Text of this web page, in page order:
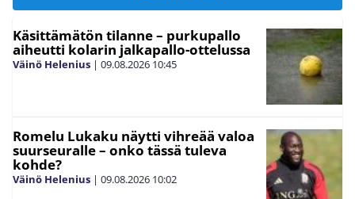
Käsittämätön tilanne – purkupallo
aiheutti kolarin jalkapallo-ottelussa
Väinö Helenius | 09.08.2026 10:45
Romelu Lukaku näytti vihreää valoa
suurseuralle – onko tässä tuleva
kohde?
Väinö Helenius | 09.08.2026 10:02